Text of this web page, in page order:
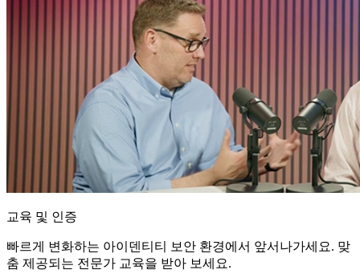
교육 및 인증
빠르게 변화하는 아이덴티티 보안 환경에서 앞서나가세요. 맞
춤 제공되는 전문가 교육을 받아 보세요.